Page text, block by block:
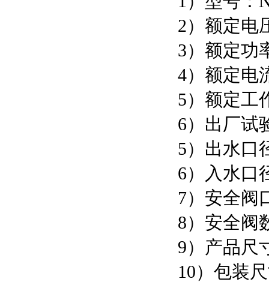
2）额定电
3）额定功
4）额定电
5）额定工
6）出厂试
5）出水口
6）入水口
7）安全阀
8）安全阀
9）产品尺
10）包装